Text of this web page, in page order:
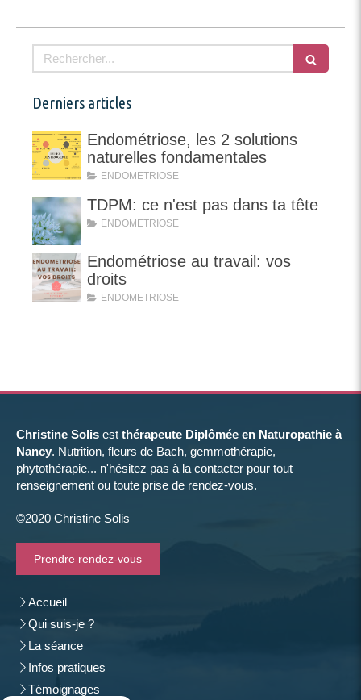
Rechercher
Derniers articles
Endométriose, les 2 solutions
naturelles fondamentales
ENDOMETRIOSE
TDPM: ce n'est pas dans ta tête
ENDOMETRIOSE
Endométriose au travail: vos
droits
ENDOMETRIOSE
Christine Solis est thérapeute Diplômée en Naturopathie à
Nancy. Nutrition, fleurs de Bach, gemmothérapie,
phytothérapie... n'hésitez pas à la contacter pour tout
renseignement ou toute prise de rendez-vous.
©2020 Christine Solis
Prendre rendez-vous
Accueil
Qui suis-je ?
La séance
Infos pratiques
Témoignages